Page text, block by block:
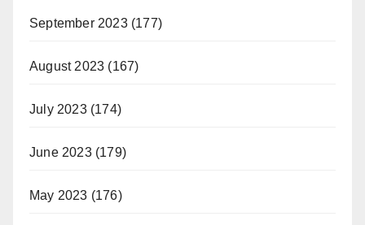
September 2023(177)
August 2023 (167)
July 2023(174)
June 2023(179)
May 2023 (176)